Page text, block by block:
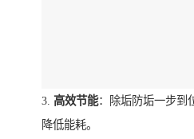
3. 高效节能：除垢防垢一步到
降低能耗。